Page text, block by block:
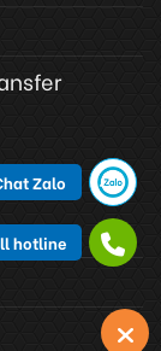
Zalo
hotline